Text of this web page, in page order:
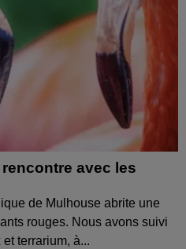
avec les
de Mulhouse abrite une
rouges. Nous avons suivi
terrarium, à...